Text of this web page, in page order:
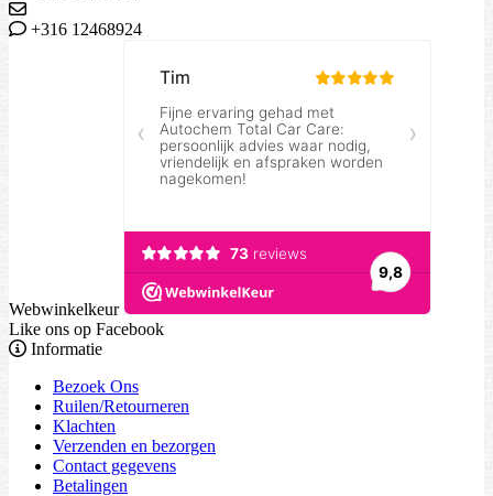
+316 12468924
Webwinkelkeur
Like ons op Facebook
Informatie
Bezoek Ons
Ruilen/Retourneren
Klachten
Verzenden en bezorgen
Contact gegevens
Betalingen